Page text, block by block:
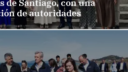
de Santiago, con una
de autoridades